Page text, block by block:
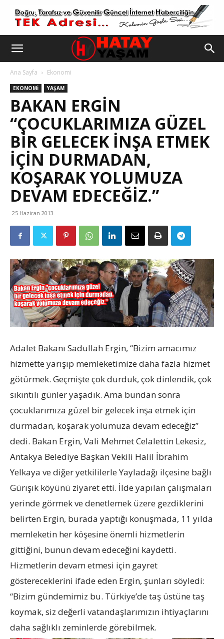
Ana Sayfa Ekonomi
EKONOMI YAŞAM
BAKAN ERGIN
“ÇOCUKLARIMIZA GÜZEL
BIR GELECEK INŞA ETMEK
IÇIN DURMADAN,
KOŞARAK YOLUMUZA
DEVAM EDECEĞIZ.”
25 Haziran 2013
Adalet Bakanı Sadullah Ergin, “Bizim amacımız
hizmette yarışıp memleketimize daha fazla hizmet
götürmek. Geçmişte çok durduk, çok dinlendik, çok
sıkıntılı günler yaşadık. Ama bundan sonra
çocuklarımıza güzel bir gelecek inşa etmek için
durmadan, koşarak yolumuza devam edeceğiz”
dedi. Bakan Ergin, Vali Mehmet Celalettin Lekesiz,
Antakya Belediye Başkan Vekili Halil İbrahim
Yelkaya ve diğer yetkililerle Yayladağı ilçesine bağlı
Gürışık köyünü ziyaret etti. İlde yapılan çalışmaları
yerinde görmek ve denetlemek üzere gezdiklerini
belirten Ergin, burada yaptığı konuşmada, 11 yılda
memleketin her köşesine önemli hizmetlerin
gittiğini, bunun devam edeceğini kaydetti.
Hizmetlerin devam etmesi için gayret
göstereceklerini ifade eden Ergin, şunları söyledi:
“Bizim gündemimiz bu. Türkiye’de taş üstüne taş
koymak, siz değerli vatandaşlarımızın ihtiyaçlarını
daha sağlıklı zeminlerde görebilmek.